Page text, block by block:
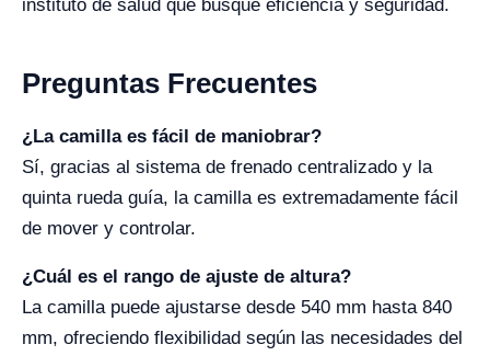
instituto de salud que busque eficiencia y seguridad.
Preguntas Frecuentes
¿La camilla es fácil de maniobrar?
Sí, gracias al sistema de frenado centralizado y la
quinta rueda guía, la camilla es extremadamente fácil
de mover y controlar.
¿Cuál es el rango de ajuste de altura?
La camilla puede ajustarse desde 540 mm hasta 840
mm, ofreciendo flexibilidad según las necesidades del